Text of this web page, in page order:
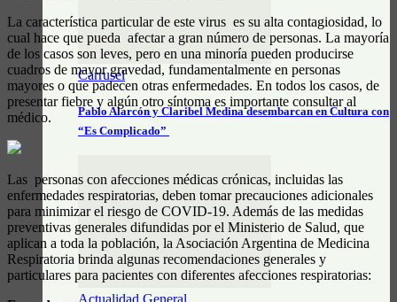
Carrusel
Pablo Alarcón y Claribel Medina desembarcan en Cultura con
“Es Complicado”
La característica particular de este virus es su alta contagiosidad, lo
cual hace que pueda afectar a gran número de personas. La mayoría
de los casos son leves, pero en una minoría pueden producirse
cuadros de mayor gravedad, fundamentalmente en personas
mayores o que padecen otras enfermedades. En todos los casos, de
presentar fiebre y algún otro síntoma es importante consultar al
médico.
Las personas con afecciones médicas crónicas, incluidas las
enfermedades respiratorias, deben tomar precauciones adicionales
para minimizar el riesgo de COVID-19. Además de las medidas
preventivas generales difundidas por el Ministerio de Salud, que
aplican a toda la población, la Asociación Argentina de Medicina
Respiratoria brinda algunas recomendaciones generales y
particulares para pacientes con diferentes afecciones respiratorias: